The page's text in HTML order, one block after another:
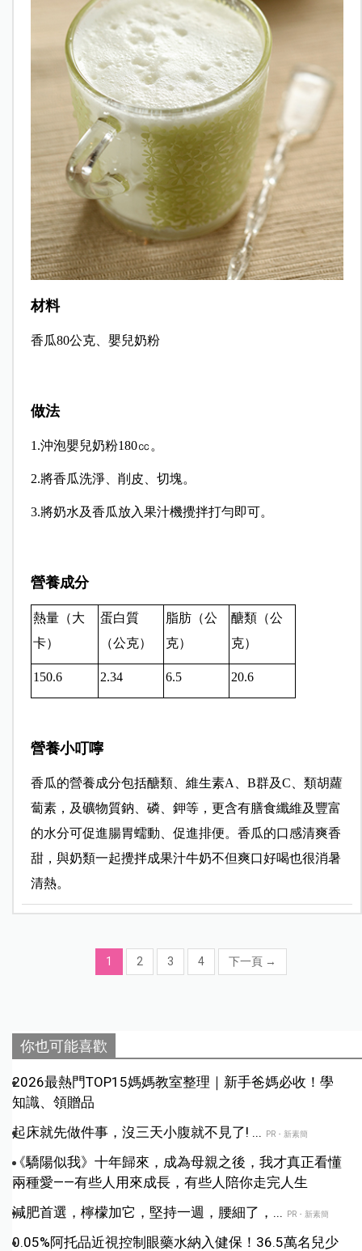
材料
香瓜80公克、嬰兒奶粉
做法
1.沖泡嬰兒奶粉180㏄。
2.將香瓜洗淨、削皮、切塊。
3.將奶水及香瓜放入果汁機攪拌打勻即可。
營養成分
熱量（大
卡）
蛋白質
（公克）
脂肪（公
克）
醣類（公
克）
150.6 2.34 6.5 20.6
營養小叮嚀
香瓜的營養成分包括醣類、維生素A B群及C 、類胡蘿
蔔素，及礦物質鈉、磷、鉀等，更含有膳食纖維及豐富
的水分可促進腸胃蠕動、促進排便。 香瓜的口感清爽香
甜，與奶類一起攪拌成果汁牛奶不但爽口好喝也很消暑
清熱。
1 2 3 4 下一頁 →
你也可能喜歡
2026最熱門TOP15媽媽教室整理｜新手爸媽必收！學
知識、領贈品
起床就先做件事，沒三天小腹就不見了! ...
PR・新素簡
《驕陽似我》十年歸來，成為母親之後，我才真正看懂
兩種愛——有些人用來成長，有些人陪你走完人生
減肥首選，檸檬加它，堅持一週，腰細了，...
PR・新素簡
0.05%阿托品近視控制眼藥水納入健保！36.5萬名兒少